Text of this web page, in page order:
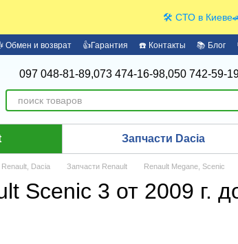
🛠️ СТО в
Обмен и возврат 👍Гарантия ☎️ Контакты 📚 Блог
097 048-81-89,073 474-16-98,050 742-59-
Запчасти Dacia
Dacia Запчасти Renault Renault Megane, Scenic
Scenic 3 от 2009 г.